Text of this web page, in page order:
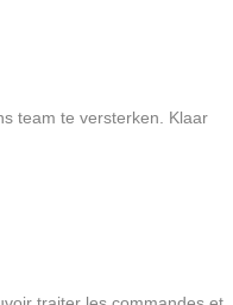
team te versterken. Klaar